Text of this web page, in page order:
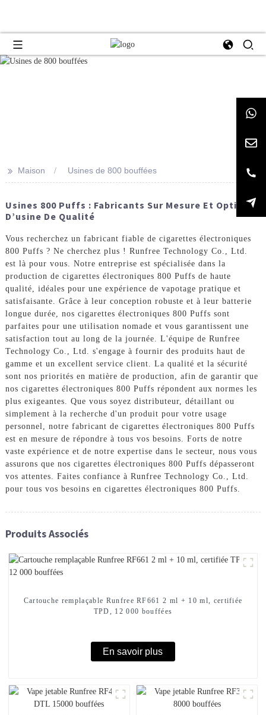
>> Maison Usines de 800 bouffées
Usines 800 Puffs : Fabricants Sur Mesure Et Options
D’usine De Qualité
Vous recherchez un fabricant fiable de cigarettes électroniques
800 Puffs ? Ne cherchez plus ! Runfree Technology Co., Ltd.
est là pour vous. Notre entreprise est spécialisée dans la
production de cigarettes électroniques 800 Puffs de haute
qualité, idéales pour une expérience de vapotage pratique et
satisfaisante. Grâce à leur conception robuste et à leur batterie
longue durée, nos cigarettes électroniques 800 Puffs sont
parfaites pour une utilisation nomade et vous garantissent une
satisfaction tout au long de la journée. L'équipe de Runfree
Technology Co., Ltd. s'engage à fournir des produits haut de
gamme et un excellent service client. La qualité et la sécurité
sont nos priorités en matière de production, afin de garantir que
nos cigarettes électroniques 800 Puffs répondent aux normes les
plus exigeantes. Que vous soyez distributeur, détaillant ou
simplement à la recherche d'un produit pour votre usage
personnel, notre fabricant de cigarettes électroniques 800 Puffs
est en mesure de répondre à tous vos besoins. Forts de notre
vaste expérience et de notre expertise dans le secteur, nous vous
assurons que nos cigarettes électroniques 800 Puffs dépasseront
vos attentes. Faites confiance à Runfree Technology Co., Ltd.
pour tous vos besoins en cigarettes électroniques 800 Puffs.
Produits Associés
Cartouche remplaçable Runfree RF661 2 ml + 10 ml, certifiée
TPD, 12 000 bouffées
En savoir plus